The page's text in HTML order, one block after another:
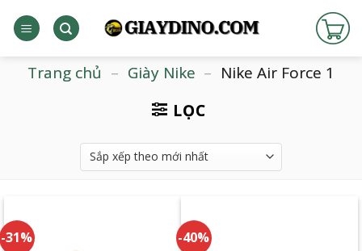
qua
dungTrang chủ – Giày Nike – Nike Air Force 1
LỌC
-31% -40%